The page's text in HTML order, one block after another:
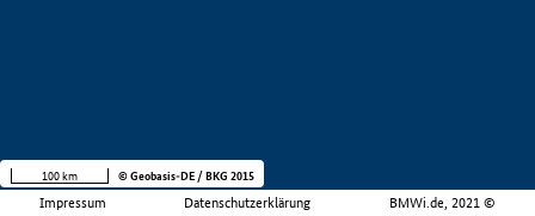
Impressum Datenschutzerklärung BMWi.de, 2021 ©
100 km © Geobasis-DE / BKG 2015